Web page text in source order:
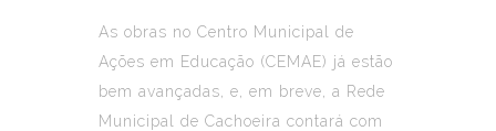
As obras no Centro Municipal de
Ações em Educação (CEMAE) já estão
bem avançadas, e, em breve, a Rede
Municipal de Cachoeira contará com